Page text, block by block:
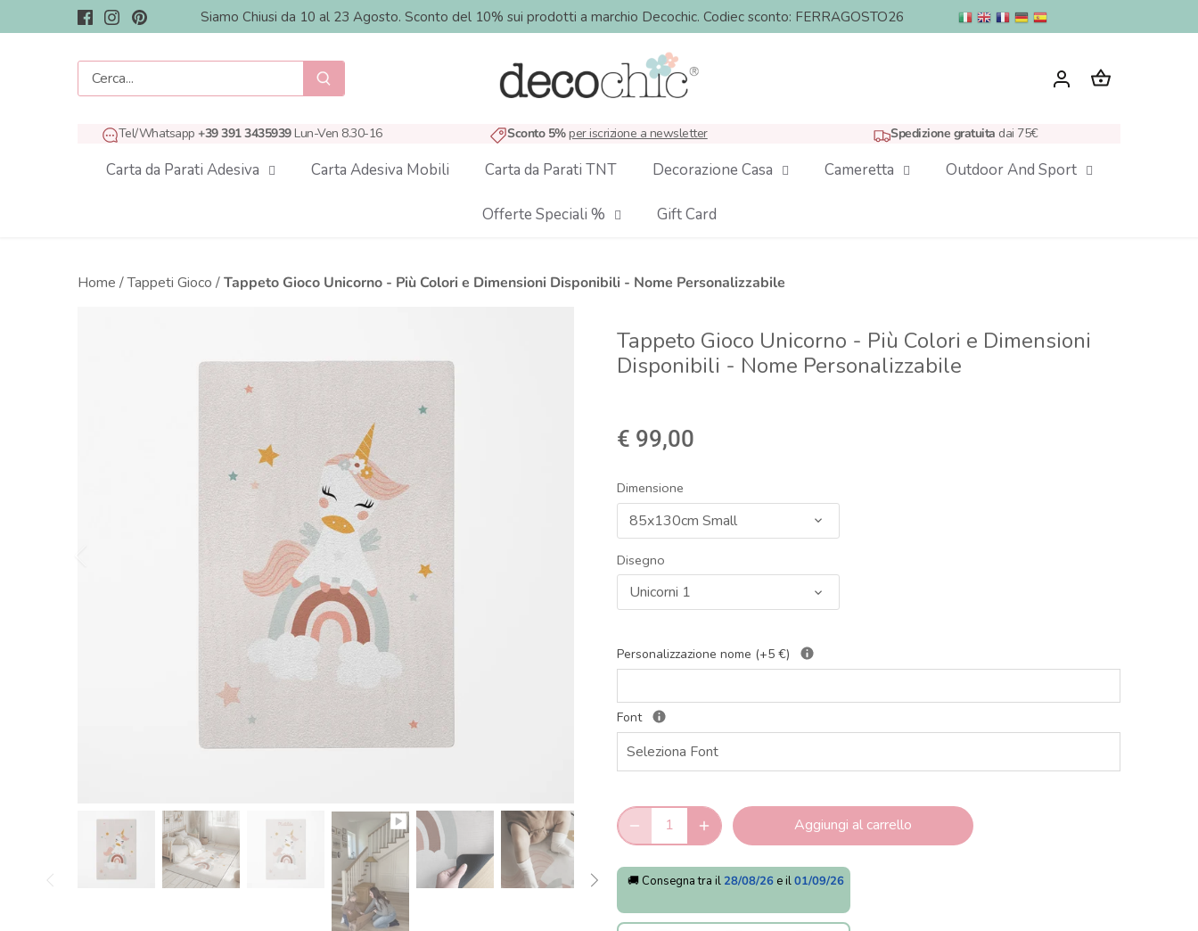
al
Siamo Chiusi da 10 al 23 Agosto. Sconto del 10% sui prodotti a marchio Decochic. Codiec sconto: FERRAGOSTO26
Tel/Whatsapp +39 391 3435939Lun-Ven 8.30-16 Sconto 5%per iscrizione a newsletter Spedizione gratuita dai 75€
Carta da Parati Adesiva Carta Adesiva Mobili Carta da Parati TNT Decorazione Casa Cameretta Outdoor And Sport
Offerte Speciali % Gift Card
Home /Tappeti Gioco /Tappeto Gioco Unicorno - Più Colori e Dimensioni Disponibili - Nome Personalizzabile
Tappeto Gioco Unicorno - Più Colori e Dimensioni
Disponibili - Nome Personalizzabile
€ 99,00
Dimensione
85x130cm Small
Disegno
Unicorni 1
Personalizzazione nome (+5 €)
Font
Aggiungi al carrello
🚚 Consegna tra il 28/08/26 e il01/09/26